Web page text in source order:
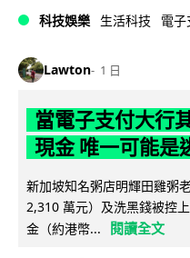
科技娛樂 生活科技 電子
Lawton 1 日
當電子支付大行
現金 唯一可能是
新加坡知名粥店明輝田雞粥
2,310 萬元）及洗黑錢被控
金（約港幣...
閱讀全文